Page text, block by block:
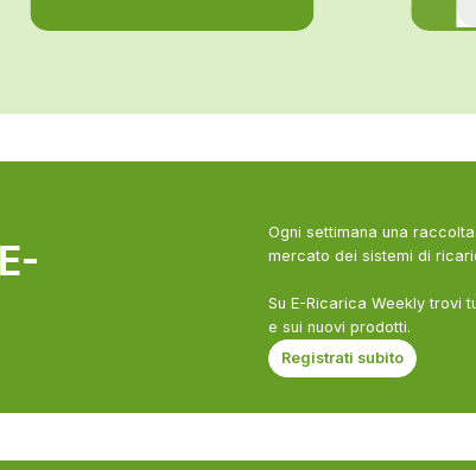
Ogni settimana una
mercato dei sistemi di
Su E-Ricarica Weekly trovi
e sui nuovi prodotti.
Registrati subito